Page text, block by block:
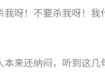
我呀！不要杀我呀！我
本来还纳闷，听到这几